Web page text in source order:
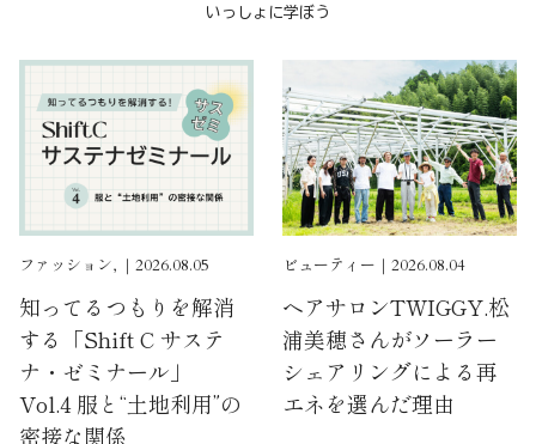
いっしょに学ぼう
ファッション, ｜2026.08.05
知ってるつもりを解消
する「Shift C サステ
ナ・ゼミナール」
Vol.4 服と“土地利用”の
密接な関係
ビューティー｜2026.08.04
ヘアサロンTWIGGY.松
浦美穂さんがソーラー
シェアリングによる再
エネを選んだ理由